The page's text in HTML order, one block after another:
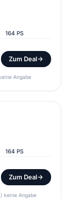
164 PS
Zum Deal
Angabe
164 PS
Zum Deal
keine Angabe